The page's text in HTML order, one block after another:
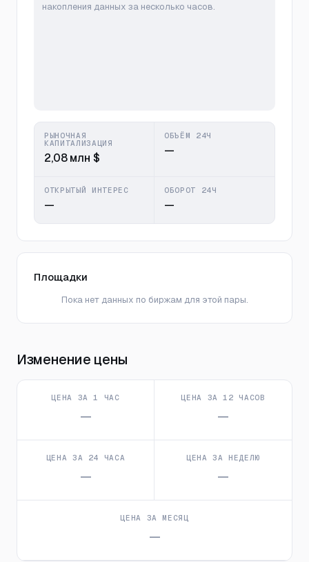
накопления данных за несколько часов.
РЫНОЧНАЯ
КАПИТАЛИЗАЦИЯ
2,08 млн $
ОБЪЁМ 24Ч
—
ОТКРЫТЫЙ ИНТЕРЕС
—
ОБОРОТ 24Ч
—
Площадки
Пока нет данных по биржам для этой пары.
Изменение цены
ЦЕНА ЗА 1 ЧАС
—
ЦЕНА ЗА 12 ЧАСОВ
—
ЦЕНА ЗА 24 ЧАСА
—
ЦЕНА ЗА НЕДЕЛЮ
—
ЦЕНА ЗА МЕСЯЦ
—